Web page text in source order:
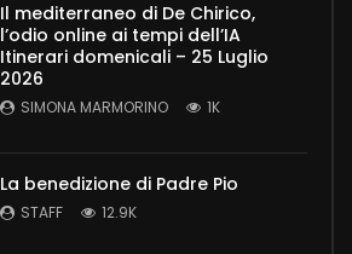
Il mediterraneo di De Chirico,
l’odio online ai tempi dell’IA
Itinerari domenicali – 25 Luglio
2026
SIMONA MARMORINO 1K
La benedizione di Padre Pio
STAFF 12.9K